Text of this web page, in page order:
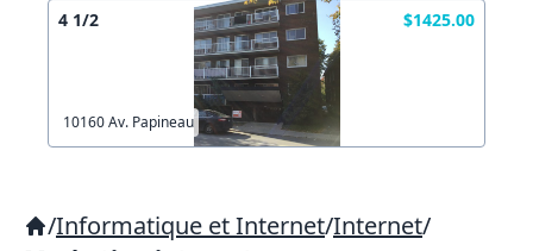
4 1/2 $1425.00
10160 Av. Papineau
/Informatique et Internet/Internet/